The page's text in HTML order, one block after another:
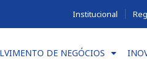
Institucional
DE NEGÓCIOS